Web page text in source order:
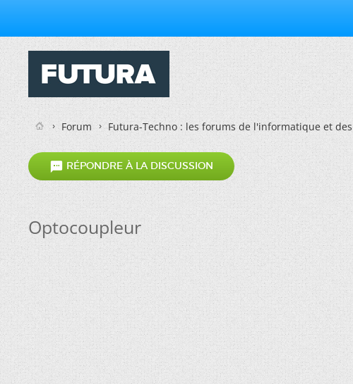
Forum Futura-Techno : les forums de l'informatique et
 RÉPONDRE À LA DISCUSSION
Optocoupleur